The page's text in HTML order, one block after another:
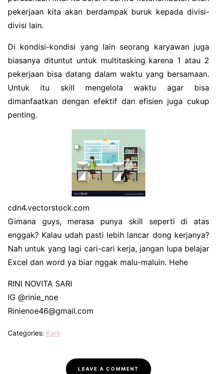
pekerjaan kita akan berdampak buruk kepada divisi-
divisi lain.
Di kondisi-kondisi yang lain seorang karyawan juga
biasanya dituntut untuk multitasking karena 1 atau 2
pekerjaan bisa datang dalam waktu yang bersamaan.
Untuk itu skill mengelola waktu agar bisa
dimanfaatkan dengan efektif dan efisien juga cukup
penting.
cdn4.vectorstock.com
Gimana guys, merasa punya skill seperti di atas
enggak? Kalau udah pasti lebih lancar dong kerjanya?
Nah untuk yang lagi cari-cari kerja, jangan lupa belajar
Excel dan word ya biar nggak malu-maluin. Hehe
RINI NOVITA SARI
IG @rinie_noe
Rinienoe46@gmail.com
Categories: Karir
LEAVE A COMMENT